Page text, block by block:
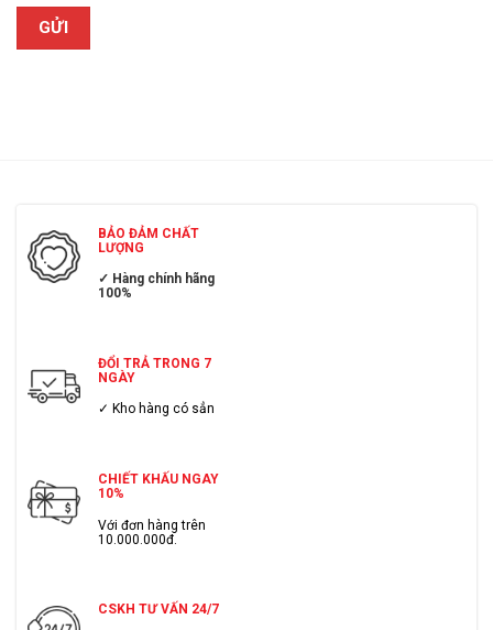
BẢO ĐẢM CHẤT
LƯỢNG
✓ Hàng chính hãng
100%
ĐỔI TRẢ TRONG 7
NGÀY
✓ Kho hàng có sẳn
CHIẾT KHẤU NGAY
10%
Với đơn hàng trên
10.000.000đ.
CSKH TƯ VẤN 24/7